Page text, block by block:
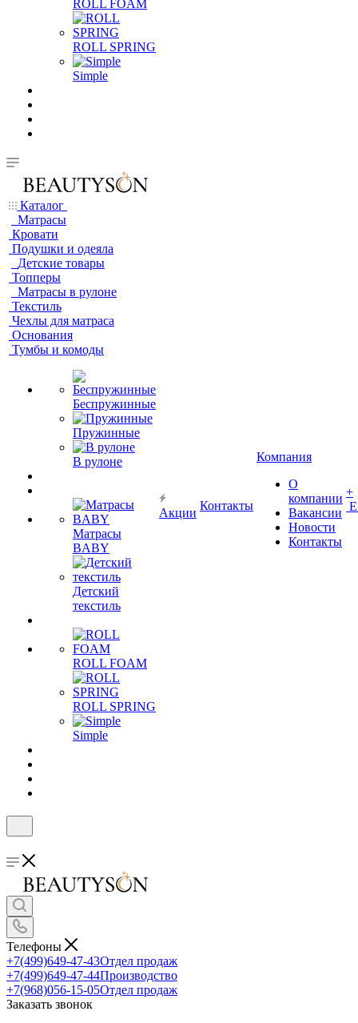
ROLL FOAM
ROLL SPRING
Simple
Каталог
Матрасы
Кровати
Подушки и одеяла
Детские товары
Топперы
Матрасы в рулоне
Текстиль
Чехлы для матраса
Основания
Тумбы и комоды
Беспружинные
Пружинные
В рулоне
Матрасы
BABY
Детский
текстиль
ROLL FOAM
ROLL SPRING
Simple
Акции
Контакты
Компания
О
компании
Вакансии
Новости
Контакты
+
Телефоны
+7(499)649-47-43Отдел продаж
+7(499)649-47-44Производство
+7(968)056-15-05Отдел продаж
Заказать звонок